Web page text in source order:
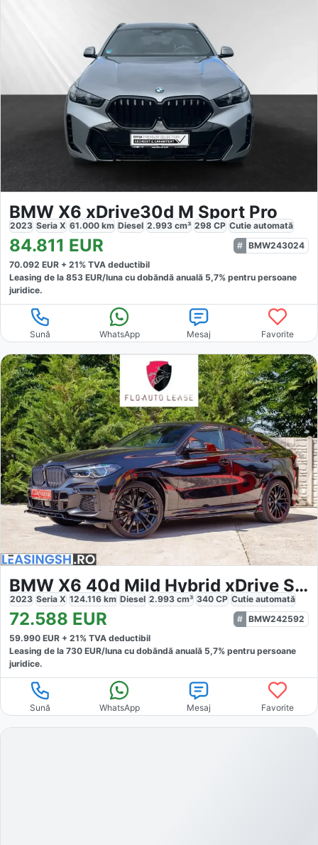
BMW X6 xDrive30d M Sport Pro
2023 Seria X 61.000 km Diesel 2.993 cm³ 298 CP Cutie automată
84.811 EUR
BMW243024
70.092 EUR + 21% TVA deductibil
Leasing de la 853 EUR/luna cu dobăndă anuală 5,7% pentru persoane
juridice.
Sună WhatsApp Mesaj Favorite
BMW X6 40d Mild Hybrid xDrive Steptronic M Sport
2023 Seria X 124.116 km Diesel 2.993 cm³ 340 CP Cutie automată
72.588 EUR
BMW242592
59.990 EUR + 21% TVA deductibil
Leasing de la 730 EUR/luna cu dobăndă anuală 5,7% pentru persoane
juridice.
Sună WhatsApp Mesaj Favorite